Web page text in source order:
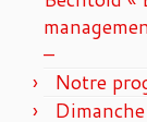
–
Notre